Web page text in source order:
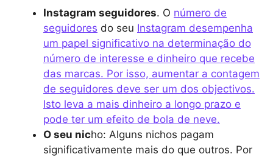
Instagram seguidores. O número de
seguidores do seu Instagram desempenha
um papel significativo na determinação do
número de interesse e dinheiro que recebe
das marcas. Por isso, aumentar a contagem
de seguidores deve ser um dos objectivos.
Isto leva a mais dinheiro a longo prazo e
pode ter um efeito de bola de neve.
O seu nicho: Alguns nichos pagam
significativamente mais do que outros. Por